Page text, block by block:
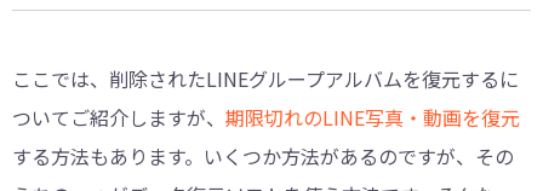
ここでは、削除されたLINEグループアルバムを復元するに
ついてご紹介しますが、 期限切れのLINE写真・動画を復元
する方法もあります。いくつか方法があるのですが、その